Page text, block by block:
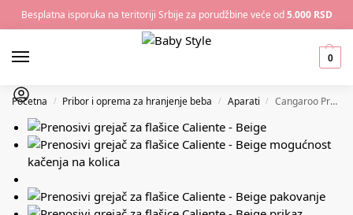
Besplatna isporuka na teritoriji Srbije za porudžbine veće od5.000 RSD
0
Početna / Pribor i oprema za hranjenje beba / Aparati / Cangaroo Prenosivi grejač za flašice Caliente – Beige